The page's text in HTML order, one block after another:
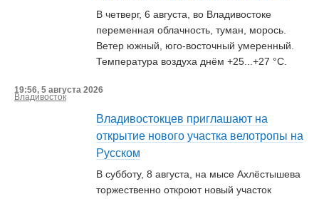
В четверг, 6 августа, во Владивостоке
переменная облачность, туман, морось.
Ветер южный, юго-восточный умеренный.
Температура воздуха днём +25...+27 °С.
19:56, 5 августа 2026
Владивосток
Владивостокцев приглашают на
открытие нового участка велотропы на
Русском
В субботу, 8 августа, на мысе Ахлёстышева
торжественно откроют новый участок